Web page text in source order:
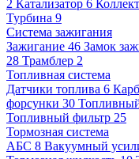
2 Катализатор 6
Турбина 9
Система зажигания
Зажигание 46 Замок
28 Трамблер 2
Топливная система
Датчики топлива 6
форсунки 30
Топливный фильтр 25
Тормозная система
АБС 8 Вакуумный